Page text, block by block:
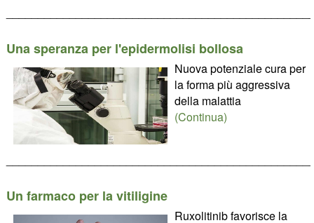
Una speranza per l'epidermolisi bollosa
Nuova potenziale cura per
la forma più aggressiva
della malattia
(Continua)
Un farmaco per la vitiligine
Ruxolitinib favorisce la